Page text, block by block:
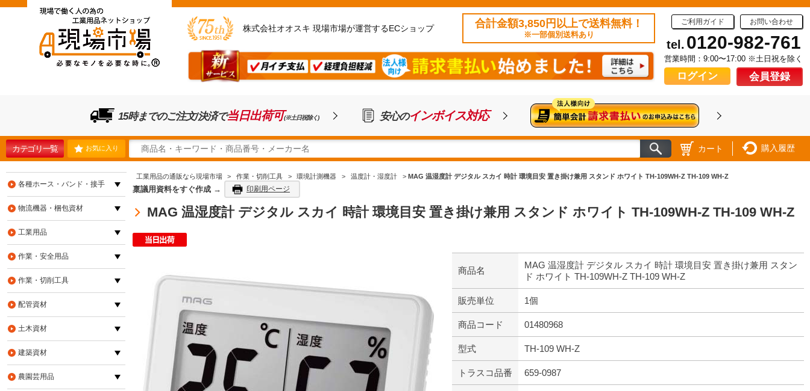
株式会社オオスキ 現場市場が運営するECショップ 合計金額3,850円以上で送料無料！
※一部個別送料あり
ご利用ガイド お問い合わせ
tel. 0120-982-761
営業時間：9:00〜17:00 ※土日祝を除く
ログイン 会員登録
15時までのご注文/決済で当日出荷可(※土日祝除く) 安心のインボイス対応
カテゴリ一覧 お気に入り カート 購入履歴
工業用品の通販なら現場市場 > 作業・切削工具 > 環境計測機器 > 温度計・湿度計 > MAG 温湿度計 デジタル スカイ 時計 環境目安 置き掛け兼用 スタンド ホワイト TH-109WH-Z TH-109 WH-Z
稟議用資料をすぐ作成 → 印刷用ページ
MAG 温湿度計 デジタル スカイ 時計 環境目安 置き掛け兼用 スタンド ホワイト TH-109WH-Z TH-109 WH-Z
商品名
MAG 温湿度計 デジタル スカイ 時計 環境目安 置き掛け兼用 スタン
ド ホワイト TH-109WH-Z TH-109 WH-Z
販売単位 1個
商品コード 01480968
型式 TH-109 WH-Z
トラスコ品番 659-0987
各種ホース・バンド・接手
物流機器・梱包資材
工業用品
作業・安全用品
作業・切削工具
配管資材
土木資材
建築資材
農園芸用品